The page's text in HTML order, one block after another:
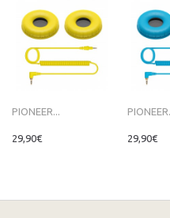
PIONEER...
29,90€ 29,90€